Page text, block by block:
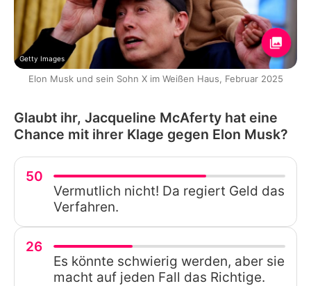
Getty Images
Elon Musk und sein Sohn X im Weißen Haus, Februar 2025
Glaubt ihr, Jacqueline McAferty hat eine
Chance mit ihrer Klage gegen Elon Musk?
50
Vermutlich nicht! Da regiert Geld das
Verfahren.
26
Es könnte schwierig werden, aber sie
macht auf jeden Fall das Richtige.